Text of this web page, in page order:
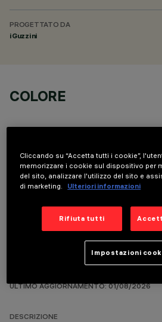
PROGETTATO DA
iGuzzini
COLORE
COMPONENTI
DATI TECNICI
ULTIMO AGGIORNAMENTO: 01/08/2026
DESCRIZIONE
Cliccando su “Accetta tutti i cookie”,
memorizzare i cookie sul dispositivo per
del sito, analizzare l'utilizzo del sito e
di marketing.
Ulteriori informazioni
Rifiuta tutti
Impostazioni